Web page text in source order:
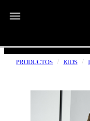
Toggle navigation
ENVÍOS
PRODUCTOS KIDS